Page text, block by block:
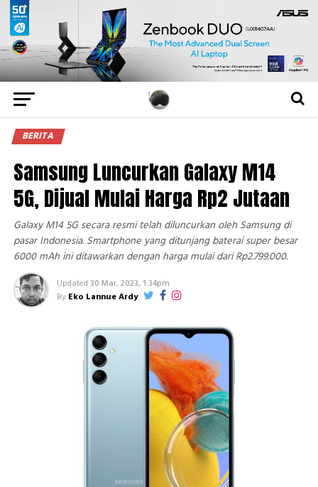
BERITA
Samsung Luncurkan Galaxy M14
5G, Dijual Mulai Harga Rp2 Jutaan
Galaxy M14 5G secara resmi telah diluncurkan oleh Samsung di
pasar Indonesia. Smartphone yang ditunjang baterai super besar
6000 mAh ini ditawarkan dengan harga mulai dari Rp2.799.000.
Updated 30 Mar, 2023, 1:34pm
By Eko Lannue Ardy